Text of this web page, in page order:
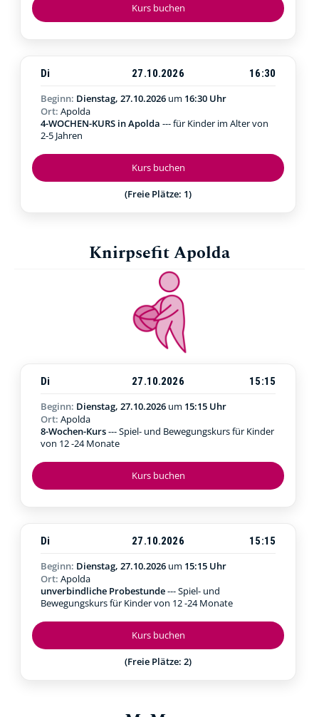
Kurs buchen
Kurs buchen
(Freie Plätze: 1)
Di 27.10.2026
16:30
Beginn: Dienstag, 27.10.2026 um 16:30 Uhr
Ort: Apolda
4-WOCHEN-KURS in Apolda --- für Kinder im Alter von
2-5 Jahren
Knirpsefit Apolda
Kurs buchen
Di 27.10.2026
15:15
Beginn: Dienstag, 27.10.2026 um 15:15 Uhr
Ort: Apolda
8-Wochen-Kurs--- Spiel- und Bewegungskurs für Kinder
von 12 -24 Monate
Kurs buchen
(Freie Plätze: 2)
Di 27.10.2026
15:15
Beginn: Dienstag, 27.10.2026 um 15:15 Uhr
Ort: Apolda
unverbindliche Probestunde--- Spiel- und
Bewegungskurs für Kinder von 12 -24 Monate